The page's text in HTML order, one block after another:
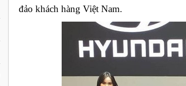
đảo khách hàng Việt Nam.